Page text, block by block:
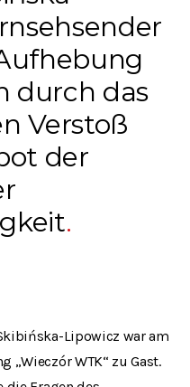
durch das
Verstoß
der
Lipowicz war am
„Wieczór WTK“ zu Gast.